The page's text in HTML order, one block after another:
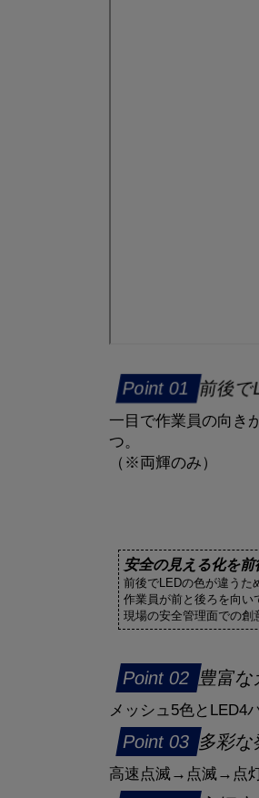
前後で
一目で作業員の向き
つ。
（※両輝のみ）
安全の見える化を
前後でLEDの色が違うた
作業員が前と後ろを向い
現場の安全管理面での創
豊富な
メッシュ5色とLED4
多彩な
高速点滅→点滅→点